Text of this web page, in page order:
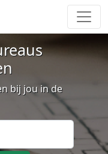
bij jou in de